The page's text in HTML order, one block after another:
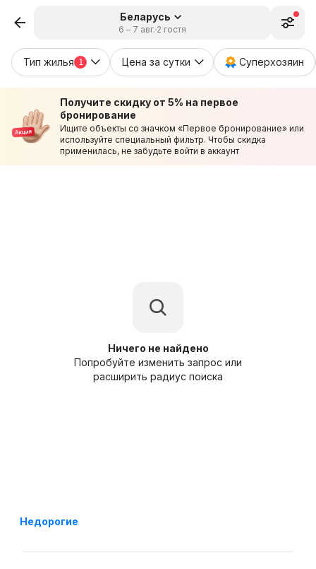
Беларусь
6 – 7 авг. 2 гостя
Тип жилья 1 Цена за сутки Суперхозяин
Получите скидку от 5% на первое
бронирование
Ищите объекты со значком «Первое бронирование» или
используйте специальный фильтр. Чтобы скидка
применилась, не забудьте войти в аккаунт
Ничего не найдено
Попробуйте изменить запрос или
расширить радиус поиска
Недорогие